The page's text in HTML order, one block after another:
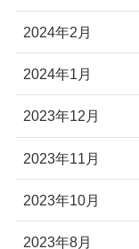
2024年2月
2024年1月
2023年12月
2023年11月
2023年10月
2023年8月